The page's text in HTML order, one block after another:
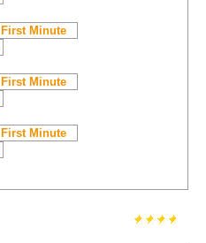
First Minute
First Minute
First Minute